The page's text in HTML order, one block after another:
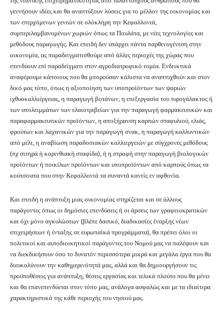
γεννήσουν ιδέες και θα αναπτύξουν λύσεις για το μέλλον της οικονομίας και
των επερχόμενων γενεών σε ολόκληρη την Κεφαλλονιά,
συμπεριλαμβανομένων χωριών όπως τα Πουλάτα, με νέες τεχνολογίες και
μεθόδους παραγωγής. Και επειδή δεν υπάρχει πάντα παρθενογένεση στην
οικονομία, ας παραδειγματισθούμε από άλλες περιοχές της χώρας που
επενδύουν επί παραδείγματι στον αγροδιατροφικό τομέα. Ενδεικτικά
αναφέρουμε κάποιους που θα μπορούσαν κάλιστα να αναπτυχθούν και στον
δικό μας τόπο, όπως η αξιοποίηση των υποπροϊόντων των ψαριών
ιχθυοκαλλιέργειας, η παραγωγή βοτάνων, η επεξεργασία του τυρογάλακτος ή
των υπολειμμάτων των ελαιοτριβείων για την παραγωγή φαρμακευτικών και
παραφαρμακευτικών προϊόντων, η αποξήρανση καρπών σταφυλιού, ελιάς,
φρούτων και λαχανικών για την παραγωγή σνακ, η παραγωγή καλλυντικών
από μέλι, η αναβίωση παραδοσιακών καλλιεργειών με σύγχρονες μεθόδους
(πχ σιτηρά ή κορινθιακή σταφίδα), ή η στροφή στην παραγωγή βιολογικών
προϊόντων ή ποικίλων προϊόντων και υποπροϊόντων από καρπούς όπως τα
κούτσουπα που στην Κεφαλλονιά τα συναντά κανείς εν αφθονία.
Και επειδή η ανάπτυξη μιας οικονομίας στηρίζεται και σε άλλους
παράγοντες όπως οι δημόσιες επενδύσεις ή οι άρσεις των γραφειοκρατικών
και όχι μόνο αγκυλώσεων (βλέπε δασικό, διαδικασίες έναρξης νέων
επιχειρήσεων ή ένταξης σε ευρωπαϊκά προγράμματα), θα πρέπει όλοι οι
πολιτικοί και αυτοδιοικητικοί παράγοντες του Νομού μας να παλέψουν και
να διεκδικήσουν όσο το δυνατόν περισσότερα μικρά και μεγάλα έργα που θα
διευκολύνουν την καθημερινότητά μας, αλλά και θα δημιουργήσουν τις
προϋποθέσεις για ανάπτυξη, θέσεις εργασίας και τελικά πλούτο που θα μένει
και θα επανεπενδύεται στον τόπο μας, ανάλογα ασφαλώς και με τα ιδιαίτερα
χαρακτηριστικά της κάθε περιοχής του νησιού μας.